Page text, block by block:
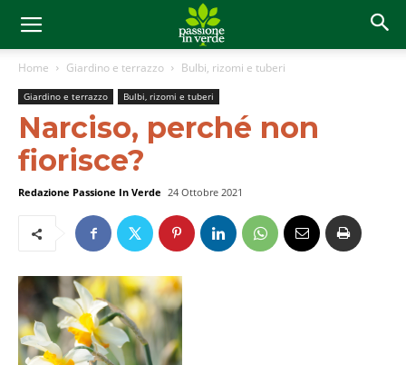
Home Giardino e terrazzo Bulbi, rizomi e tuberi
Giardino e terrazzo Bulbi, rizomi e tuberi
Narciso, perché non
fiorisce?
Redazione Passione In Verde 24 Ottobre 2021